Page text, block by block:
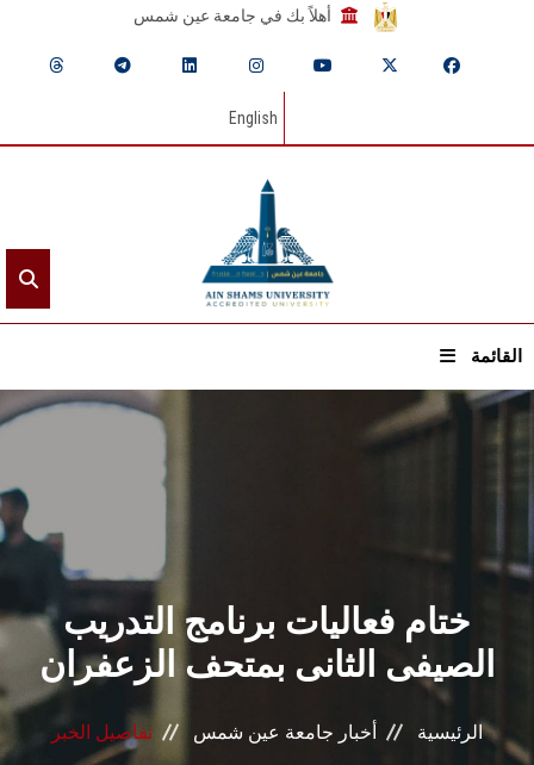
أهلاً بك في جامعة عين شمس
English
القائمة
الرئيسيـة
عن الجامعة
القطاعـات
الشئون الأكاديمية
البحث العلمي
الرعاية الصحية
ختام فعاليات برنامج التدريب
الصيفى الثانى بمتحف الزعفران
الرئيسية أخبار جامعة عين شمس تفاصيل الخبر